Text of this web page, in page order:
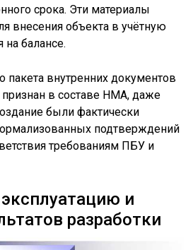
срока. Эти материалы
внесения объекта в учётную
на балансе.
пакета внутренних документов
в составе НМА, даже
были фактически
подтверждений
требованиям ПБУ и
и
разработки